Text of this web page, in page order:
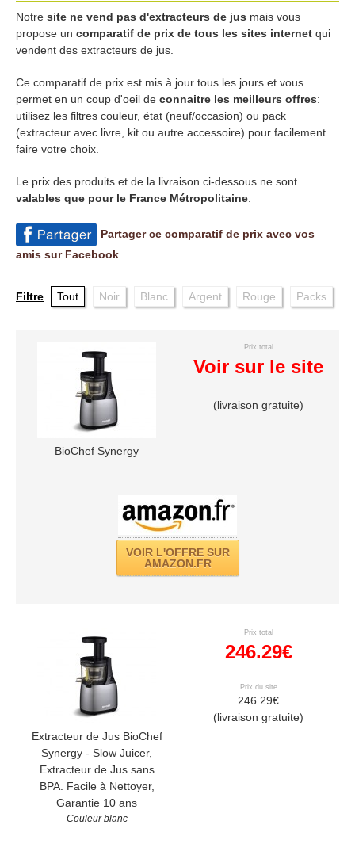
Notre site ne vend pas d'extracteurs de jus mais vous
propose un comparatif de prix de tous les sites internet qui
vendent des extracteurs de jus.
Ce comparatif de prix est mis à jour tous les jours et vous
permet en un coup d'oeil de connaitre les meilleurs offres:
utilisez les filtres couleur, état (neuf/occasion) ou pack
(extracteur avec livre, kit ou autre accessoire) pour facilement
faire votre choix.
Le prix des produits et de la livraison ci-dessous ne sont
valables que pour le France Métropolitaine
Partager ce comparatif de prix avec vos
amis sur Facebook
Filtre Tout Noir Blanc Argent Rouge Packs
BioChef Synergy
Prix total
Voir sur le site
(livraison gratuite)
VOIR L'OFFRE SUR
AMAZON.FR
Extracteur de Jus BioChef
Synergy - Slow Juicer,
Extracteur de Jus sans
BPA. Facile à Nettoyer,
Garantie 10 ans
Couleur blanc
Prix total
246.29€
Prix du site
246.29€
(livraison gratuite)